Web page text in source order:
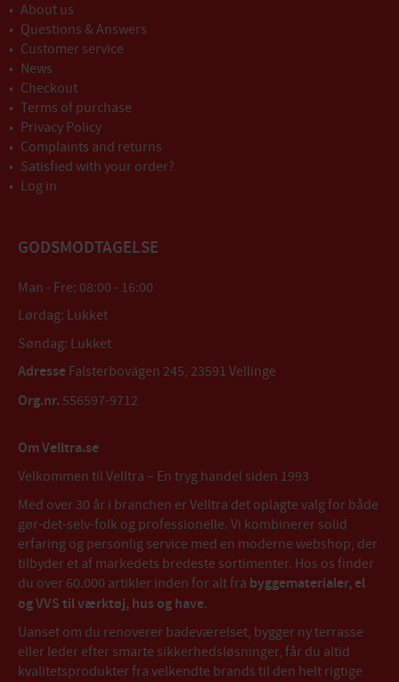
About us
Questions & Answers
Customer service
News
Checkout
Terms of purchase
Privacy Policy
Complaints and returns
Satisfied with your order?
Log in
GODSMODTAGELSE
Man - Fre: 08:00 - 16:00
Lørdag: Lukket
Søndag: Lukket
Adresse Falsterbovägen 245, 23591 Vellinge
Org.nr. 556597-9712
Om Velltra.se
Velkommen til Velltra – En tryg handel siden 1993
Med over 30 år i branchen er Velltra det oplagte valg for både
gør-det-selv-folk og professionelle. Vi kombinerer solid
erfaring og personlig service med en moderne webshop, der
tilbyder et af markedets bredeste sortimenter. Hos os finder
du over 60.000 artikler inden for alt fra byggematerialer, el
og VVS til værktøj, hus og have.
Uanset om du renoverer badeværelset, bygger ny terrasse
eller leder efter smarte sikkerhedsløsninger, får du altid
kvalitetsprodukter fra velkendte brands til den helt rigtige